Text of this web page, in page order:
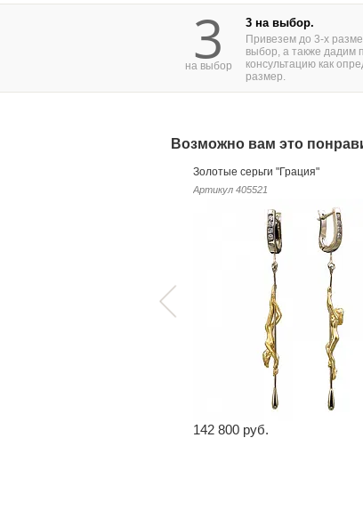
3
на выбор
3 на выбор.
Привезем до 3-х
выбор, а также дадим
консультацию как
размер.
Возможно вам это
Золотые серьги "Грация"
Артикул 405521
142 800 руб.